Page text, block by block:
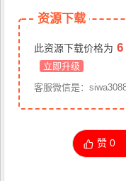
资源下载
此资源下载价格为 6
立即升级
赞0